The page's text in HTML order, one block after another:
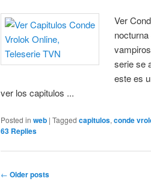
Ver
serie se
este es
ver los capitulos ...
Posted in web |Tagged capitulos,conde
63 Replies
Post
← Older posts